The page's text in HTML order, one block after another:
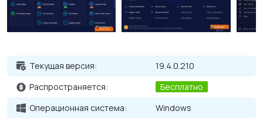
Если Вы ищите бесплатную программу для очистки и
оптимизации компьютера, то Систем Каре именно то, что
Основные возможности Advanced
SystemCare Free для Windows
Многофункциональная утилита для улучшения работы
Текущая версия:
19.4.0.210
Распространяется:
Бесплатно
Операционная система:
Windows